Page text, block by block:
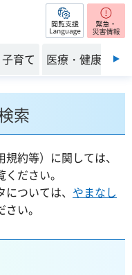
閲覧支援
育て 医療・健康・福
索
約等）に関しては、
ください。
ついては、 やまなし
い。